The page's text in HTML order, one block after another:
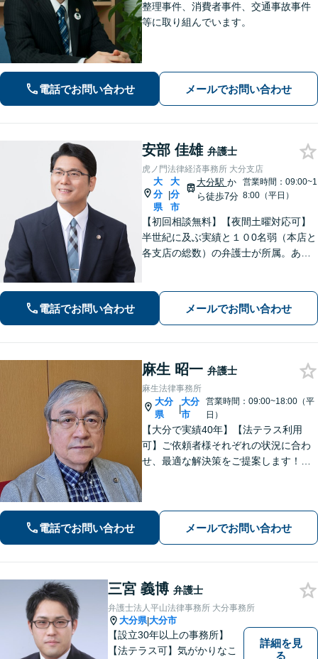
整理事件、消費者事件、交通事故事件
等に取り組んでいます。
電話でお問い合わせ メールでお問い合わせ
安部 佳雄 弁護士
虎ノ門法律経済事務所 大分支店
大
分
県
|
大
分
市
大分駅 か
ら徒歩7分
営業時間：09:00~1
8:00（平日）
【初回相談無料】【夜間土曜対応可】
半世紀に及ぶ実績と１０0名弱（本店と
各支店の総数）の弁護士が所属。あな
務等に、的確に対処できる弁護士が迅
速な解決を目指します。
電話でお問い合わせ メールでお問い合わせ
麻生 昭一 弁護士
麻生法律事務所
大分
県
|
大分
市
営業時間：09:00~18:00（平
日）
【大分で実績40年】【法テラス利用
可】ご依頼者様それぞれの状況に合わ
せ、最適な解決策をご提案します！緊
す。どうぞお気軽にお話しください。
【休日面談可】
電話でお問い合わせ メールでお問い合わせ
三宮 義博 弁護士
弁護士法人平山法律事務所 大分事務所
大分県|大分市
【設立30年以上の事務所】
【法テラス可】気がかりなこ
詳細を見
る